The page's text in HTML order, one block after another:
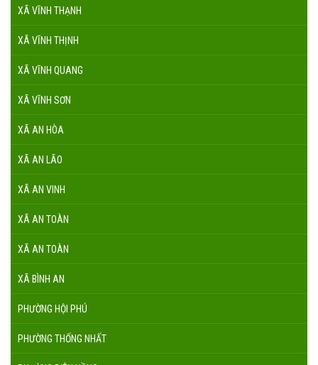
XÃ VĨNH THẠNH
XÃ VĨNH THỊNH
XÃ VĨNH QUANG
XÃ VĨNH SƠN
XÃ AN HÒA
XÃ AN LÃO
XÃ AN VINH
XÃ AN TOÀN
XÃ AN TOÀN
XÃ BÌNH AN
PHƯỜNG HỘI PHÚ
PHƯỜNG THỐNG NHẤT